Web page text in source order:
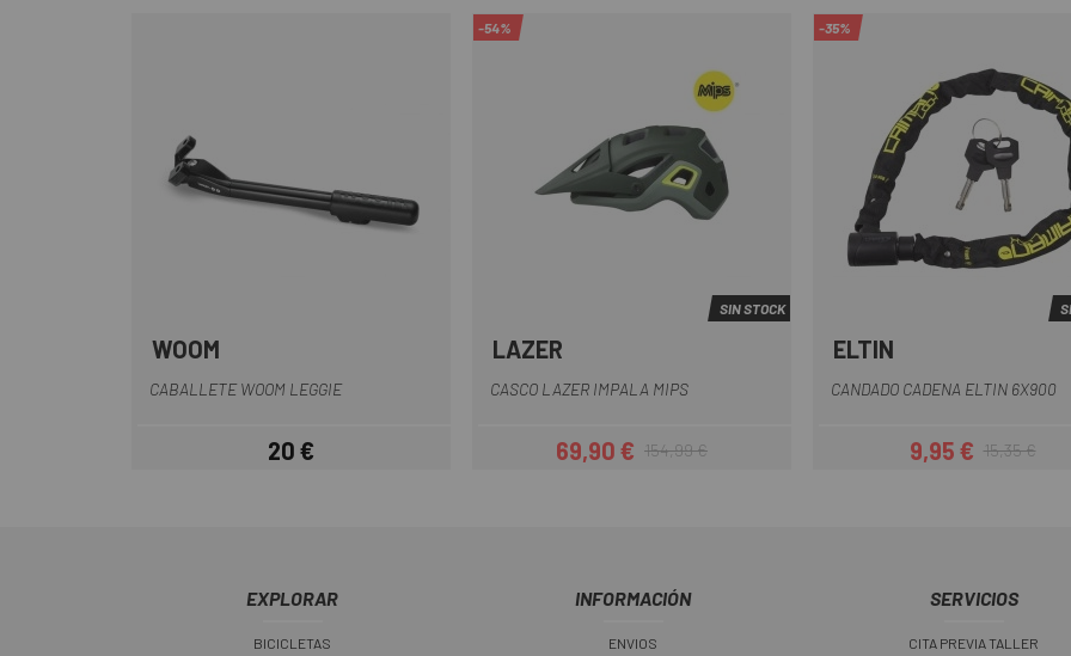
WOOM
CABALLETE WOOM LEGGIE
Precio
20 €
Blanco-Negro
-54%
SIN STOCK
LAZER
CASCO LAZER IMPALA MIPS
Precio
69,90 €Precio regular
154,99 €
-35%
ELTIN
CANDADO CADENA ELTIN 6X900
Precio
9,95 €Precio regular
15,35 €
EXPLORAR
BICICLETAS
INFORMACIÓN
ENVIOS
SERVICIOS
CITA PREVIA TALLER